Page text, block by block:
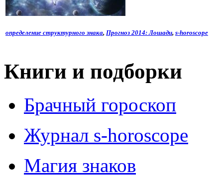
определение структурного знака, Прогноз 2014: Лошади, s-horoscope
Книги и подборки
Брачный гороскоп
Журнал s-horoscope
Магия знаков